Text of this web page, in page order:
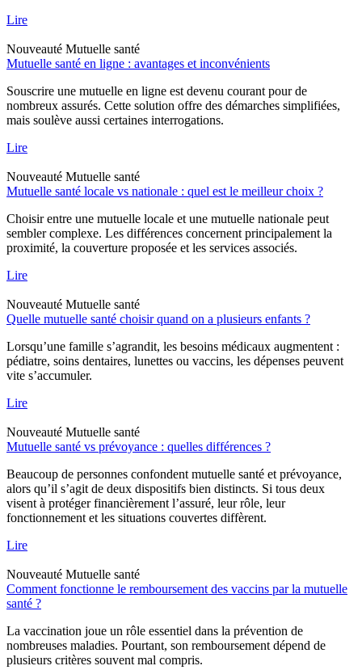
Lire
Nouveauté Mutuelle santé
Mutuelle santé en ligne : avantages et inconvénients
Souscrire une mutuelle en ligne est devenu courant pour de
nombreux assurés. Cette solution offre des démarches simplifiées,
mais soulève aussi certaines interrogations.
Lire
Nouveauté Mutuelle santé
Mutuelle santé locale vs nationale : quel est le meilleur choix ?
Choisir entre une mutuelle locale et une mutuelle nationale peut
sembler complexe. Les différences concernent principalement la
proximité, la couverture proposée et les services associés.
Lire
Nouveauté Mutuelle santé
Quelle mutuelle santé choisir quand on a plusieurs enfants ?
Lorsqu’une famille s’agrandit, les besoins médicaux augmentent :
pédiatre, soins dentaires, lunettes ou vaccins, les dépenses peuvent
vite s’accumuler.
Lire
Nouveauté Mutuelle santé
Mutuelle santé vs prévoyance : quelles différences ?
Beaucoup de personnes confondent mutuelle santé et prévoyance,
alors qu’il s’agit de deux dispositifs bien distincts. Si tous deux
visent à protéger financièrement l’assuré, leur rôle, leur
fonctionnement et les situations couvertes diffèrent.
Lire
Nouveauté Mutuelle santé
Comment fonctionne le remboursement des vaccins par la mutuelle
santé ?
La vaccination joue un rôle essentiel dans la prévention de
nombreuses maladies. Pourtant, son remboursement dépend de
plusieurs critères souvent mal compris.